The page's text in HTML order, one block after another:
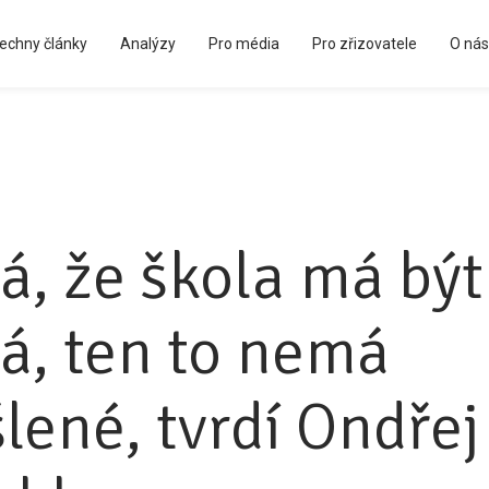
články Analýzy Pro média Pro zřizovatele O nás
že škola má být
ten to nemá
tvrdí Ondřej